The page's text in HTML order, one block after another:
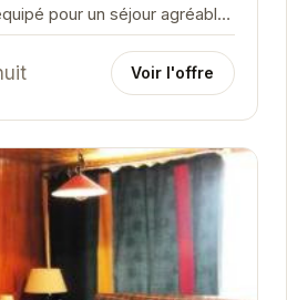
pour un séjour agréable
idéale à Horizon...
Voir l'offre